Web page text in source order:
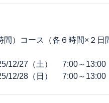
）コース（各６時間×２日
12/27（土） 7:00～13:00
12/28（日） 7:00～13:00